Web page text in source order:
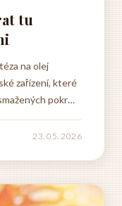
tu
na olej
zařízení, které
pokrmů
23. 05. 2026